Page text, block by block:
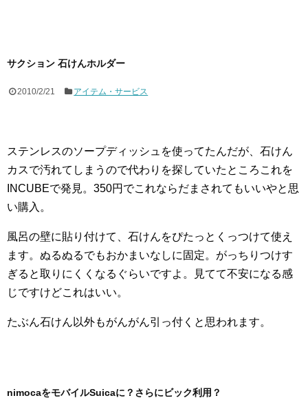
サクション 石けんホルダー
2010/2/21 アイテム・サービス
ステンレスのソープディッシュを使ってたんだが、石けん
カスで汚れてしまうので代わりを探していたところこれを
INCUBEで発見。350円でこれならだまされてもいいやと思
い購入。
風呂の壁に貼り付けて、石けんをぴたっとくっつけて使え
ます。ぬるぬるでもおかまいなしに固定。がっちりつけす
ぎると取りにくくなるぐらいですよ。見てて不安になる感
じですけどこれはいい。
たぶん石けん以外もがんがん引っ付くと思われます。
nimocaをモバイルSuicaに？さらにビック利用？